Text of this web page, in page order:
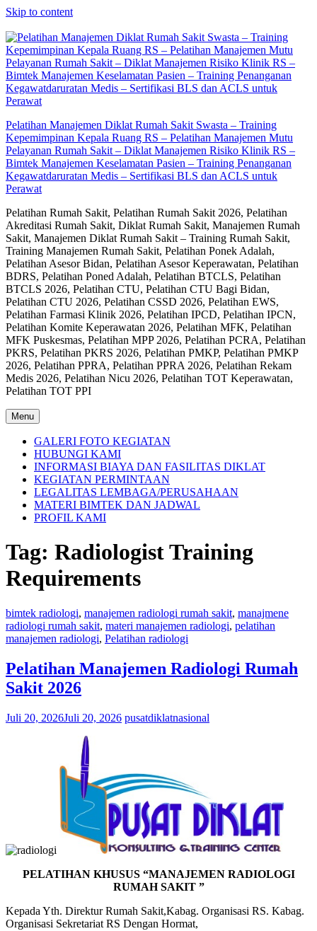
Skip to content
Pelatihan Manajemen Diklat Rumah Sakit Swasta – Training
Kepemimpinan Kepala Ruang RS – Pelatihan Manajemen Mutu
Pelayanan Rumah Sakit – Diklat Manajemen Risiko Klinik RS –
Bimtek Manajemen Keselamatan Pasien – Training Penanganan
Kegawatdaruratan Medis – Sertifikasi BLS dan ACLS untuk
Perawat
Pelatihan Rumah Sakit, Pelatihan Rumah Sakit 2026, Pelatihan
Akreditasi Rumah Sakit, Diklat Rumah Sakit, Manajemen Rumah
Sakit, Manajemen Diklat Rumah Sakit – Training Rumah Sakit,
Training Manajemen Rumah Sakit, Pelatihan Ponek Adalah,
Pelatihan Asesor Bidan, Pelatihan Asesor Keperawatan, Pelatihan
BDRS, Pelatihan Poned Adalah, Pelatihan BTCLS, Pelatihan
BTCLS 2026, Pelatihan CTU, Pelatihan CTU Bagi Bidan,
Pelatihan CTU 2026, Pelatihan CSSD 2026, Pelatihan EWS,
Pelatihan Farmasi Klinik 2026, Pelatihan IPCD, Pelatihan IPCN,
Pelatihan Komite Keperawatan 2026, Pelatihan MFK, Pelatihan
MFK Puskesmas, Pelatihan MPP 2026, Pelatihan PCRA, Pelatihan
PKRS, Pelatihan PKRS 2026, Pelatihan PMKP, Pelatihan PMKP
2026, Pelatihan PPRA, Pelatihan PPRA 2026, Pelatihan Rekam
Medis 2026, Pelatihan Nicu 2026, Pelatihan TOT Keperawatan,
Pelatihan TOT PPI
Menu
GALERI FOTO KEGIATAN
HUBUNGI KAMI
INFORMASI BIAYA DAN FASILITAS DIKLAT
KEGIATAN PERMINTAAN
LEGALITAS LEMBAGA/PERUSAHAAN
MATERI BIMTEK DAN JADWAL
PROFIL KAMI
Tag: Radiologist Training
Requirements
bimtek radiologi, manajemen radiologi rumah sakit, manajmene
radiologi rumah sakit, materi manajemen radiologi, pelatihan
manajemen radiologi, Pelatihan radiologi
Pelatihan Manajemen Radiologi Rumah
Sakit 2026
Juli 20, 2026Juli 20, 2026 pusatdiklatnasional
PELATIHAN KHUSUS “MANAJEMEN RADIOLOGI
RUMAH SAKIT ”
Kepada Yth. Direktur Rumah Sakit,Kabag. Organisasi RS. Kabag.
Organisasi Sekretariat RS Dengan Hormat,